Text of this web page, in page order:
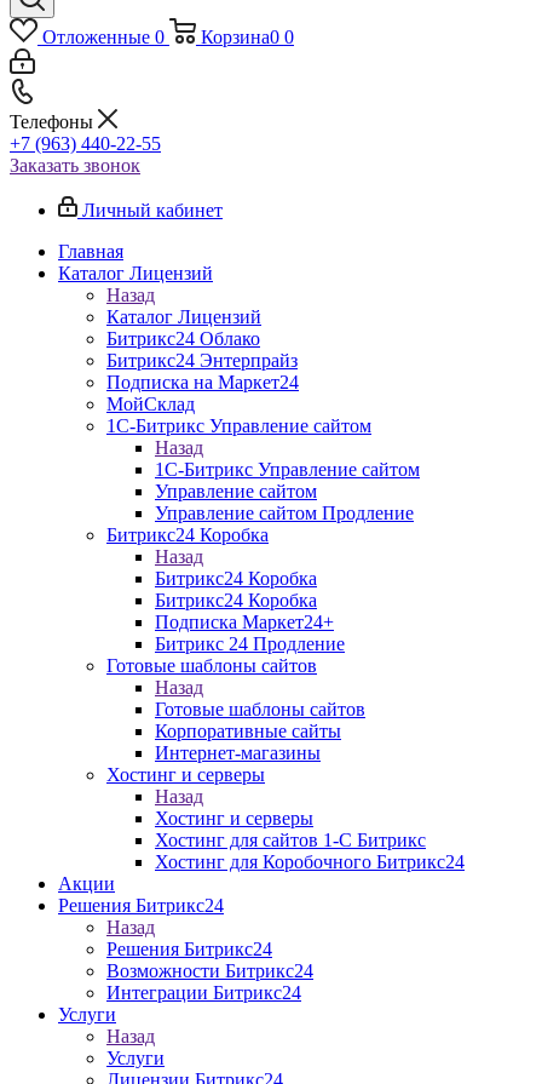
Отложенные 0 Корзина0 0
Телефоны
+7 (963) 440-22-55
Заказать звонок
Личный кабинет
Главная
Каталог Лицензий
Назад
Каталог Лицензий
Битрикс24 Облако
Битрикс24 Энтерпрайз
Подписка на Маркет24
МойСклад
1С-Битрикс Управление сайтом
Назад
1С-Битрикс Управление сайтом
Управление cайтом
Управление сайтом Продление
Битрикс24 Коробка
Назад
Битрикс24 Коробка
Битрикс24 Коробка
Подписка Маркет24+
Битрикс 24 Продление
Готовые шаблоны сайтов
Назад
Готовые шаблоны сайтов
Корпоративные сайты
Интернет-магазины
Хостинг и серверы
Назад
Хостинг и серверы
Хостинг для сайтов 1-C Битрикс
Хостинг для Коробочного Битрикс24
Акции
Решения Битрикс24
Назад
Решения Битрикс24
Возможности Битрикс24
Интеграции Битрикс24
Услуги
Назад
Услуги
Лицензии Битрикс24